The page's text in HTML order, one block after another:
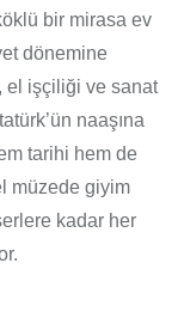
bir mirasa ev
dönemine
el işçiliği ve sanat
naaşına
tarihi hem de
müzede giyim
kadar her